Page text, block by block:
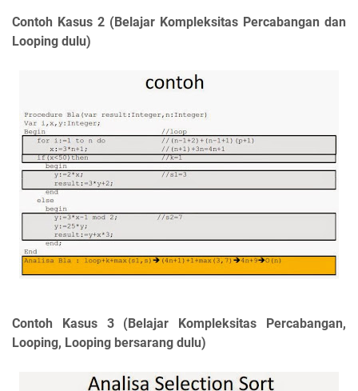
Contoh Kasus 2 (Belajar Kompleksitas Percabangan dan
Looping dulu)
Contoh Kasus 3 (Belajar Kompleksitas Percabangan,
Looping, Looping bersarang dulu)